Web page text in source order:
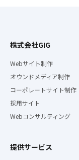
株式会社GIG
Webサイト制作
オウンドメディア制作
コーポレートサイト制作
採用サイト
Webコンサルティング
提供サービス